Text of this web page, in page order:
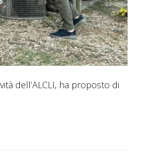
dell’ALCLI, ha proposto di